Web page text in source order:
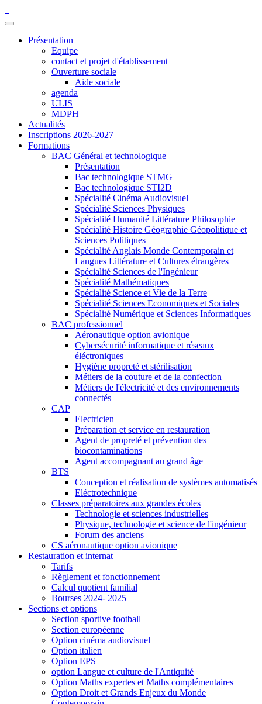
Présentation
Equipe
contact et projet d'établissement
Ouverture sociale
Aide sociale
agenda
ULIS
MDPH
Actualités
Inscriptions 2026-2027
Formations
BAC Général et technologique
Présentation
Bac technologique STMG
Bac technologique STI2D
Spécialité Cinéma Audiovisuel
Spécialité Sciences Physiques
Spécialité Humanité Littérature Philosophie
Spécialité Histoire Géographie Géopolitique et
Sciences Politiques
Spécialité Anglais Monde Contemporain et
Langues Littérature et Cultures étrangères
Spécialité Sciences de l'Ingénieur
Spécialité Mathématiques
Spécialité Science et Vie de la Terre
Spécialité Sciences Economiques et Sociales
Spécialité Numérique et Sciences Informatiques
BAC professionnel
Aéronautique option avionique
Cybersécurité informatique et réseaux
éléctroniques
Hygiène propreté et stérilisation
Métiers de la couture et de la confection
Métiers de l'électricité et des environnements
connectés
CAP
Electricien
Préparation et service en restauration
Agent de propreté et prévention des
biocontaminations
Agent accompagnant au grand âge
BTS
Conception et réalisation de systèmes automatisés
Eléctrotechnique
Classes préparatoires aux grandes écoles
Technologie et sciences industrielles
Physique, technologie et science de l'ingénieur
Forum des anciens
CS aéronautique option avionique
Restauration et internat
Tarifs
Règlement et fonctionnement
Calcul quotient familial
Bourses 2024- 2025
Sections et options
Section sportive football
Section européenne
Option cinéma audiovisuel
Option italien
Option EPS
option Langue et culture de l'Antiquité
Option Maths expertes et Maths complémentaires
Option Droit et Grands Enjeux du Monde